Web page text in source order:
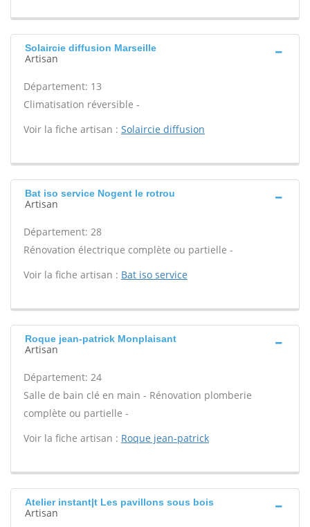
Solaircie diffusion Marseille
Artisan
Département: 13
Climatisation réversible -
Voir la fiche artisan : Solaircie diffusion
Bat iso service Nogent le rotrou
Artisan
Département: 28
Rénovation électrique complète ou partielle -
Voir la fiche artisan : Bat iso service
Roque jean-patrick Monplaisant
Artisan
Département: 24
Salle de bain clé en main - Rénovation plomberie
complète ou partielle -
Voir la fiche artisan : Roque jean-patrick
Atelier instant|t Les pavillons sous bois
Artisan